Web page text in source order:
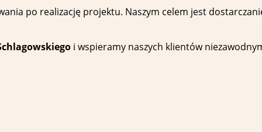
po realizację projektu. Naszym celem jest
i wspieramy naszych klientów